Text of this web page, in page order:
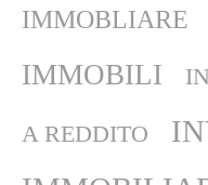
IMMOBLIARE
IMMOBILI
A REDDITO